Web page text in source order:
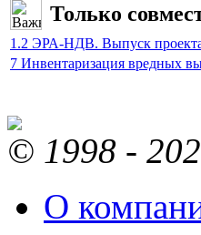
Только
1.2 ЭРА-НДВ. Выпуск
7 Инвентаризация вредных
© 1998 -
О